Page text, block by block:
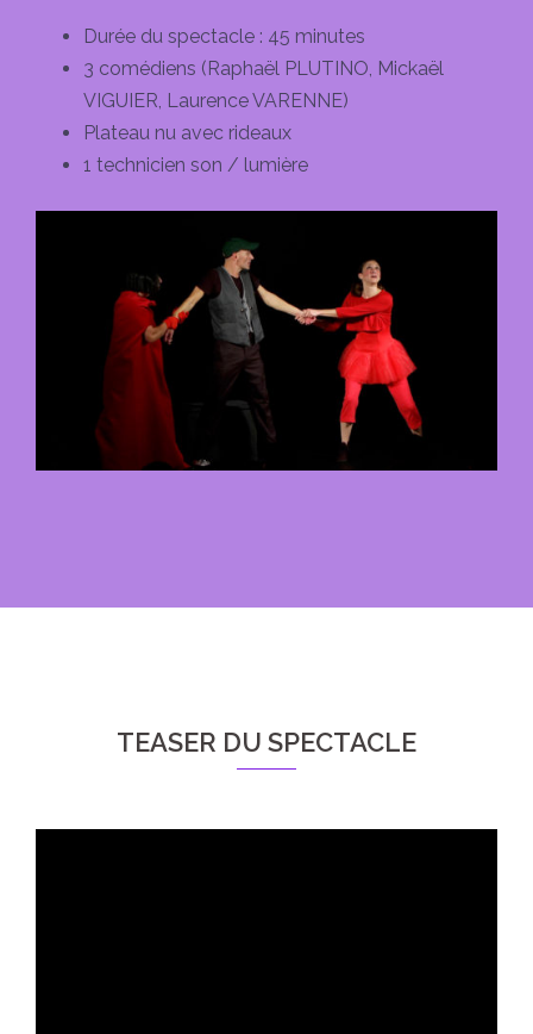
Durée du spectacle : 45 minutes
3 comédiens (Raphaël PLUTINO, Mickaël
VIGUIER, Laurence VARENNE)
Plateau nu avec rideaux
1 technicien son / lumière
TEASER DU SPECTACLE